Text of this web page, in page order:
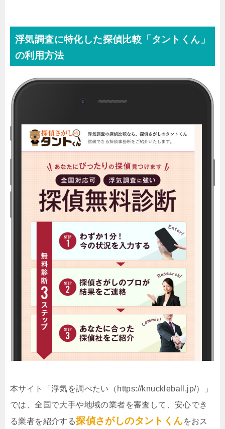
浮気調査に特化した探偵比較「タントくん」
の利用方法
本サイト「浮気を調べたい（https://knuckleball.jp/）」
では、全国で大手や地域の業者を審査して、安心でき
る業者を紹介する探偵さがしのタントくんをおス